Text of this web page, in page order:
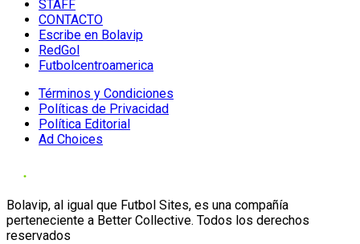
STAFF
CONTACTO
Escribe en Bolavip
RedGol
Futbolcentroamerica
Términos y Condiciones
Políticas de Privacidad
Política Editorial
Ad Choices
Bolavip, al igual que Futbol Sites, es una compañía
perteneciente a Better Collective. Todos los derechos
reservados